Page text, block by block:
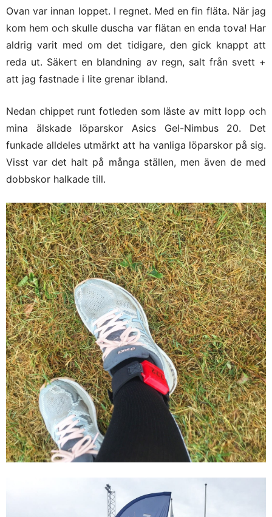
Ovan var innan loppet. I regnet. Med en fin fläta. När jag
kom hem och skulle duscha var flätan en enda tova! Har
aldrig varit med om det tidigare, den gick knappt att
reda ut. Säkert en blandning av regn, salt från svett +
att jag fastnade i lite grenar ibland.
Nedan chippet runt fotleden som läste av mitt lopp och
mina älskade löparskor Asics Gel-Nimbus 20. Det
funkade alldeles utmärkt att ha vanliga löparskor på sig.
Visst var det halt på många ställen, men även de med
dobbskor halkade till.